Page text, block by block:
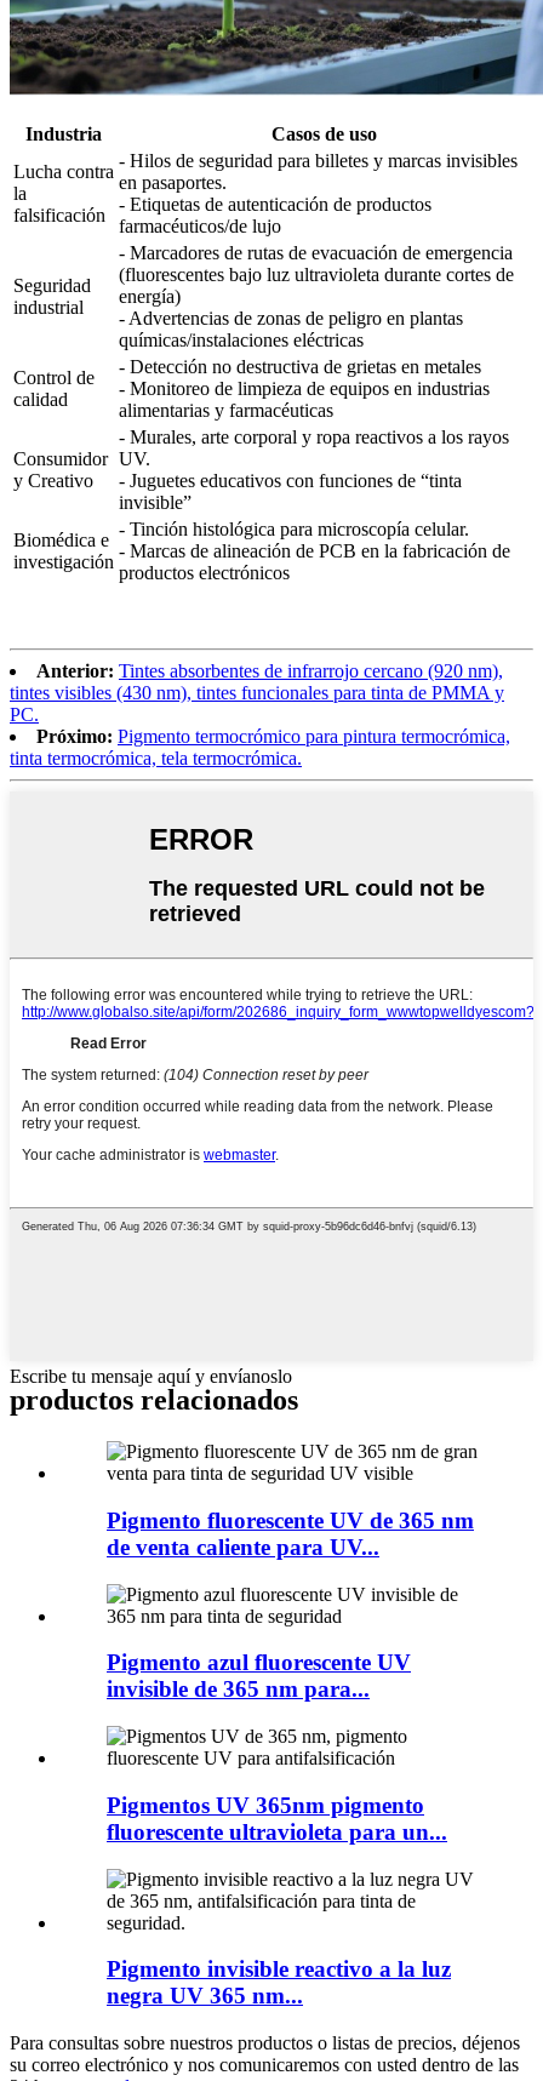
Industria
Casos de uso
Lucha contra
la
falsificación
- Hilos de seguridad para billetes y marcas invisibles
en pasaportes.
- Etiquetas de autenticación de productos
farmacéuticos/de lujo
Seguridad
industrial
- Marcadores de rutas de evacuación de emergencia
(fluorescentes bajo luz ultravioleta durante cortes de
energía)
- Advertencias de zonas de peligro en plantas
químicas/instalaciones eléctricas
Control de
calidad
- Detección no destructiva de grietas en metales
- Monitoreo de limpieza de equipos en industrias
alimentarias y farmacéuticas
Consumidor
y Creativo
- Murales, arte corporal y ropa reactivos a los rayos
UV.
- Juguetes educativos con funciones de “tinta
invisible”
Biomédica e
investigación
- Tinción histológica para microscopía celular.
- Marcas de alineación de PCB en la fabricación de
productos electrónicos
Anterior: Tintes absorbentes de infrarrojo cercano (920 nm),
tintes visibles (430 nm), tintes funcionales para tinta de PMMA y
PC.
Próximo: Pigmento termocrómico para pintura termocrómica,
tinta termocrómica, tela termocrómica.
Escribe tu mensaje aquí y envíanoslo
productos relacionados
Pigmento fluorescente UV de 365 nm
de venta caliente para UV...
Pigmento azul fluorescente UV
invisible de 365 nm para...
Pigmentos UV 365nm pigmento
fluorescente ultravioleta para un...
Pigmento invisible reactivo a la luz
negra UV 365 nm...
Para consultas sobre nuestros productos o listas de precios, déjenos
su correo electrónico y nos comunicaremos con usted dentro de las